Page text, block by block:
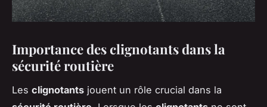
Importance des clignotants dans la
sécurité routière
Les clignotants jouent un rôle crucial dans la